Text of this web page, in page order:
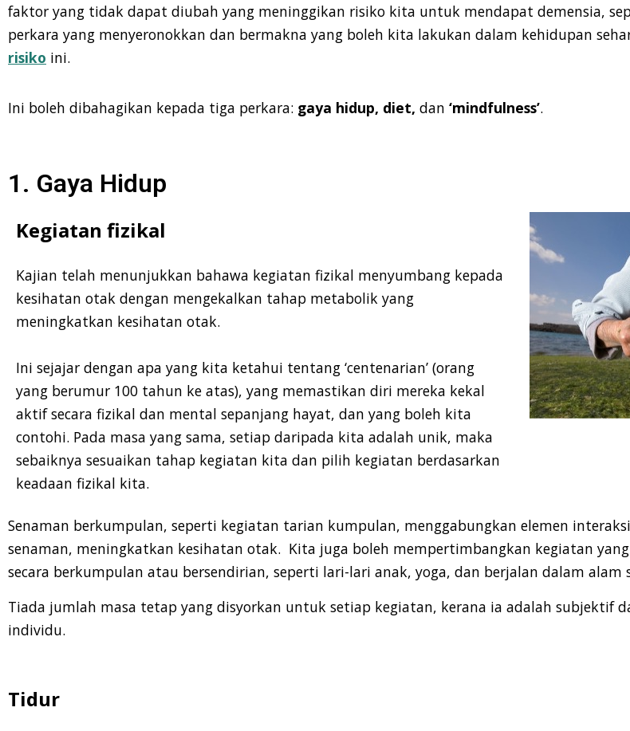
faktor yang tidak dapat diubah yang meninggikan risiko kita untuk mendapat demensia,
perkara yang menyeronokkan dan bermakna yang boleh kita lakukan dalam kehidupan
risiko ini.
Ini boleh dibahagikan kepada tiga perkara: gaya hidup, diet, dan ‘mindfulness’.
1. Gaya Hidup
Kegiatan fizikal
Kajian telah menunjukkan bahawa kegiatan fizikal menyumbang kepada
kesihatan otak dengan mengekalkan tahap metabolik yang
meningkatkan kesihatan otak.
Ini sejajar dengan apa yang kita ketahui tentang ‘centenarian’ (orang
yang berumur 100 tahun ke atas), yang memastikan diri mereka kekal
aktif secara fizikal dan mental sepanjang hayat, dan yang boleh kita
contohi. Pada masa yang sama, setiap daripada kita adalah unik, maka
sebaiknya sesuaikan tahap kegiatan kita dan pilih kegiatan berdasarkan
keadaan fizikal kita.
Senaman berkumpulan, seperti kegiatan tarian kumpulan, menggabungkan elemen
senaman, meningkatkan kesihatan otak. Kita juga boleh mempertimbangkan kegiatan
secara berkumpulan atau bersendirian, seperti lari-lari anak, yoga, dan berjalan dalam alam
Tiada jumlah masa tetap yang disyorkan untuk setiap kegiatan, kerana ia adalah subjektif
individu.
Tidur